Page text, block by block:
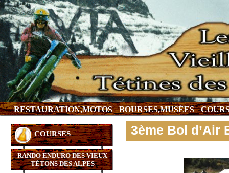
RESTAURATION,MOTOS BOURSES,MUSÉES
COURSES
RANDO ENDURO DES VIEUX
TÉTONS DES ALPES
3ème Bol d’Air